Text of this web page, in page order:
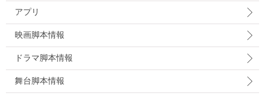
アプリ
映画脚本情報
ドラマ脚本情報
舞台脚本情報